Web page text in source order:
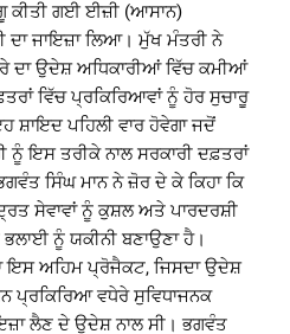
ਕੀਤੀ ਗਈ ਈਜ਼ੀ (ਆਸਾਨ)
ਦਾ ਜਾਇਜ਼ਾ ਲਿਆ। ਮੁੱਖ ਮੰਤਰੀ ਨੇ
ਦਾ ਉਦੇਸ਼ ਅਧਿਕਾਰੀਆਂ ਵਿੱਚ ਕਮੀਆਂ
ਵਿੱਚ ਪ੍ਰਕਿਰਿਆਵਾਂ ਨੂੰ ਹੋਰ ਸੁਚਾਰੂ
ਸ਼ਾਇਦ ਪਹਿਲੀ ਵਾਰ ਹੋਵੇਗਾ ਜਦੋਂ
ਨੂੰ ਇਸ ਤਰੀਕੇ ਨਾਲ ਸਰਕਾਰੀ ਦਫ਼ਤਰਾਂ
ਸਿੰਘ ਮਾਨ ਨੇ ਜ਼ੋਰ ਦੇ ਕੇ ਕਿਹਾ ਕਿ
ਸੇਵਾਵਾਂ ਨੂੰ ਕੁਸ਼ਲ ਅਤੇ ਪਾਰਦਰਸ਼ੀ
ਨੂੰ ਯਕੀਨੀ ਬਣਾਉਣਾ ਹੈ।
ਇਸ ਅਹਿਮ ਪ੍ਰੋਜੈਕਟ, ਜਿਸਦਾ ਉਦੇਸ਼
ਪ੍ਰਕਿਰਿਆ ਵਧੇਰੇ ਸੁਵਿਧਾਜਨਕ
ਲੈਣ ਦੇ ਉਦੇਸ਼ ਨਾਲ ਸੀ। ਭਗਵੰਤ